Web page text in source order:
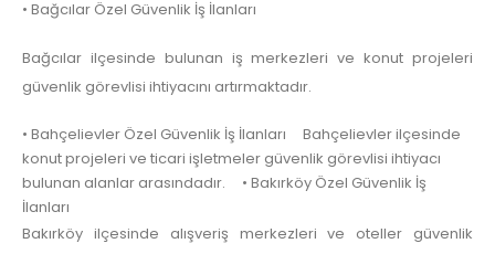
• Bağcılar Özel Güvenlik İş İlanları
Bağcılar ilçesinde bulunan iş merkezleri ve konut projeleri
güvenlik görevlisi ihtiyacını artırmaktadır.
• Bahçelievler Özel Güvenlik İş İlanları Bahçelievler ilçesinde
konut projeleri ve ticari işletmeler güvenlik görevlisi ihtiyacı
bulunan alanlar arasındadır. • Bakırköy Özel Güvenlik İş
İlanları
Bakırköy ilçesinde alışveriş merkezleri ve oteller güvenlik